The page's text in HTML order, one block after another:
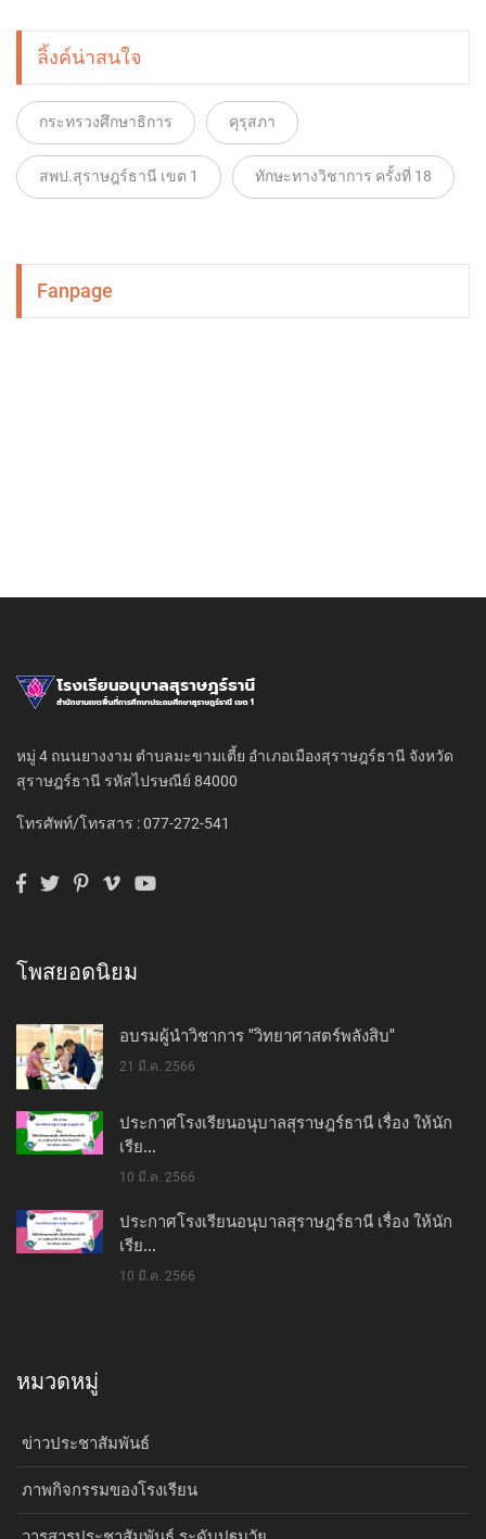
ลิ้งค์น่าสนใจ
กระทรวงศึกษาธิการ คุรุสภา
สพป.สุราษฎร์ธานี เขต 1 ทักษะทางวิชาการ ครั้งที่ 18
Fanpage
หมู่ 4 ถนนยางงาม ตำบลมะขามเตี้ย อำเภอเมืองสุราษฎร์ธานี จังหวัด
สุราษฎร์ธานี รหัสไปรษณีย์ 84000
โทรศัพท์/โทรสาร : 077-272-541
โพสยอดนิยม
อบรมผู้นำวิชาการ "วิทยาศาสตร์พลังสิบ"
21 มี.ค. 2566
ประกาศโรงเรียนอนุบาลสุราษฎร์ธานี เรื่อง ให้นัก
เรีย...
10 มี.ค. 2566
ประกาศโรงเรียนอนุบาลสุราษฎร์ธานี เรื่อง ให้นัก
เรีย...
10 มี.ค. 2566
หมวดหมู่
ข่าวประชาสัมพันธ์
ภาพกิจกรรมของโรงเรียน